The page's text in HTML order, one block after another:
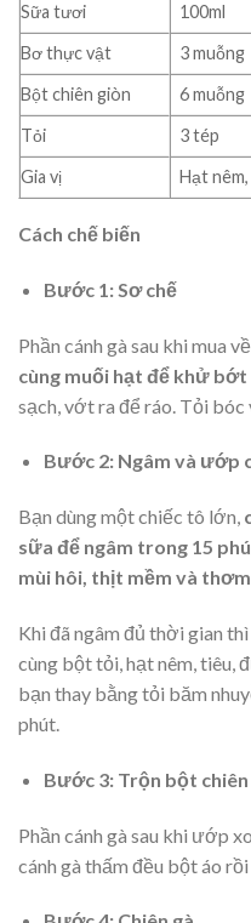
Sữa tươi
100ml
Bơ thực vật
3 muỗng
Bột chiên giòn
6 muỗng
Tỏi
3 tép
Gia vị
Hạt
Cách chế biến
Bước 1: Sơ chế
Phần cánh gà sau khi mua
cùng muối hạt để khử bớt
sạch, vớt ra để ráo. Tỏi
Bước 2: Ngâm và ướp
Bạn dùng một chiếc tô lớn,
sữa để ngâm trong 15
mùi hôi, thịt mềm và
Khi đã ngâm đủ thời gian
cùng bột tỏi, hạt nêm, tiêu,
bạn thay bằng tỏi băm
phút.
Bước 3: Trộn bột chiên
Phần cánh gà sau khi ướp
cánh gà thấm đều bột áo rồi